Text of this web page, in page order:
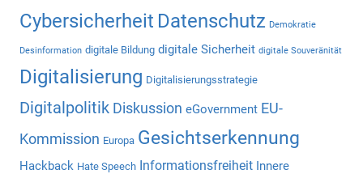
Cybersicherheit Datenschutz Demokratie
Desinformation digitale Bildung digitale Sicherheit digitale Souveränität
Digitalisierung Digitalisierungsstrategie
Digitalpolitik Diskussion eGovernment EU-
Kommission Europa Gesichtserkennung
Hackback Hate Speech Informationsfreiheit Innere